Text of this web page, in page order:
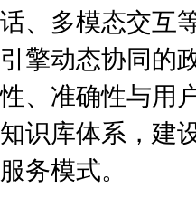
话、多模态交互
引擎动态协同的
性、准确性与用
知识库体系，建
服务模式。